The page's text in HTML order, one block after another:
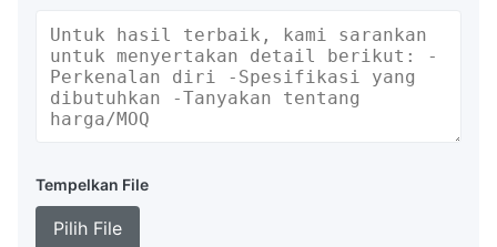
Tempelkan File
Pilih File